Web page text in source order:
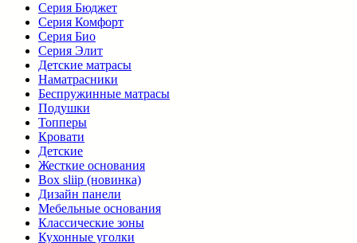
Серия Бюджет
Серия Комфорт
Серия Био
Серия Элит
Детские матрасы
Наматрасники
Беспружинные матрасы
Подушки
Топперы
Кровати
Детские
Жесткие основания
Box sliip (новинка)
Дизайн панели
Мебельные основания
Классические зоны
Кухонные уголки